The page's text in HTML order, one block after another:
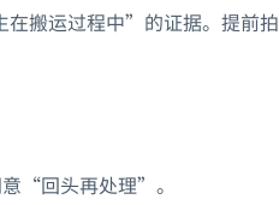
搬运过程中”的证据。提前拍
“回头再处理”。